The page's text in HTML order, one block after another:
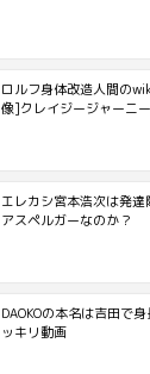
ロルフ身体改造人間の
像]クレイジージャーニー
エレカシ宮本浩次は発
アスペルガーなのか？
DAOKOの本名は吉田で
ッキリ動画